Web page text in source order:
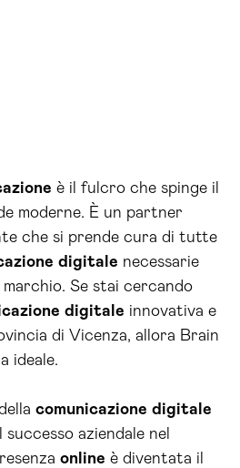
è il fulcro che spinge il
moderne. È un partner
che si prende cura di tutte
digitale necessarie
Se stai cercando
digitale innovativa e
di Vicenza, allora Brain
ideale.
comunicazione digitale
aziendale nel
online è diventata il